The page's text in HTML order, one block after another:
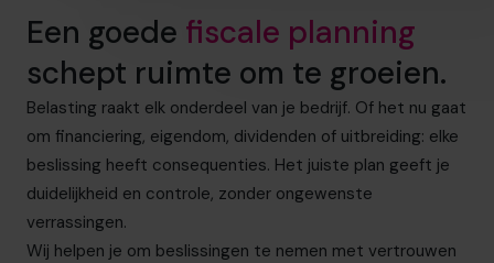
Een goede fiscale planning
schept ruimte om te groeien.
Belasting raakt elk onderdeel van je bedrijf. Of het nu gaat
om financiering, eigendom, dividenden of uitbreiding: elke
beslissing heeft consequenties. Het juiste plan geeft je
duidelijkheid en controle, zonder ongewenste
verrassingen.
Wij helpen je om beslissingen te nemen met vertrouwen